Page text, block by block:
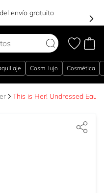
envío gratuito
Cosm. lujo Cosmética
This is Her! Undressed Eau